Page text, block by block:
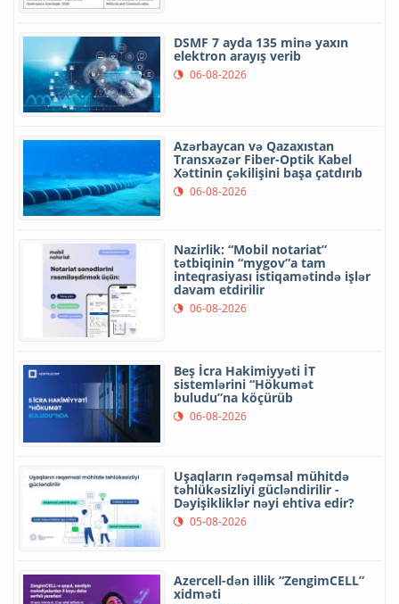
DSMF 7 ayda 135 minə yaxın
elektron arayış verib
06-08-2026
Azərbaycan və Qazaxıstan
Transxəzər Fiber-Optik Kabel
Xəttinin çəkilişini başa çatdırıb
06-08-2026
Nazirlik: “Mobil notariat”
tətbiqinin “mygov”a tam
inteqrasiyası istiqamətində işlər
davam etdirilir
06-08-2026
Beş İcra Hakimiyyəti İT
sistemlərini “Hökumət
buludu”na köçürüb
06-08-2026
Uşaqların rəqəmsal mühitdə
təhlükəsizliyi gücləndirilir -
Dəyişikliklər nəyi ehtiva edir?
05-08-2026
Azercell-dən illik “ZengimCELL”
xidməti